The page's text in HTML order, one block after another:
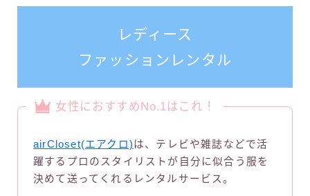
レディース
ファッションレンタル
女性におすすめNo.1はこれ！
airCloset(エアクロ)は、テレビや雑誌などで活
躍するプロのスタイリストが自分に似合う服を
決めて送ってくれるレンタルサービス。